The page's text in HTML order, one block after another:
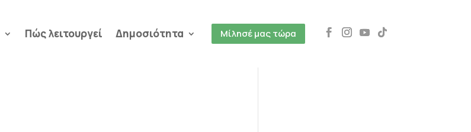
Πώς λειτουργεί Δημοσιότητα Μίλησέ μας τώρα